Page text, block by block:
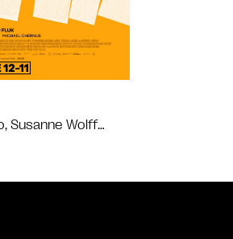
Susanne Wolff…